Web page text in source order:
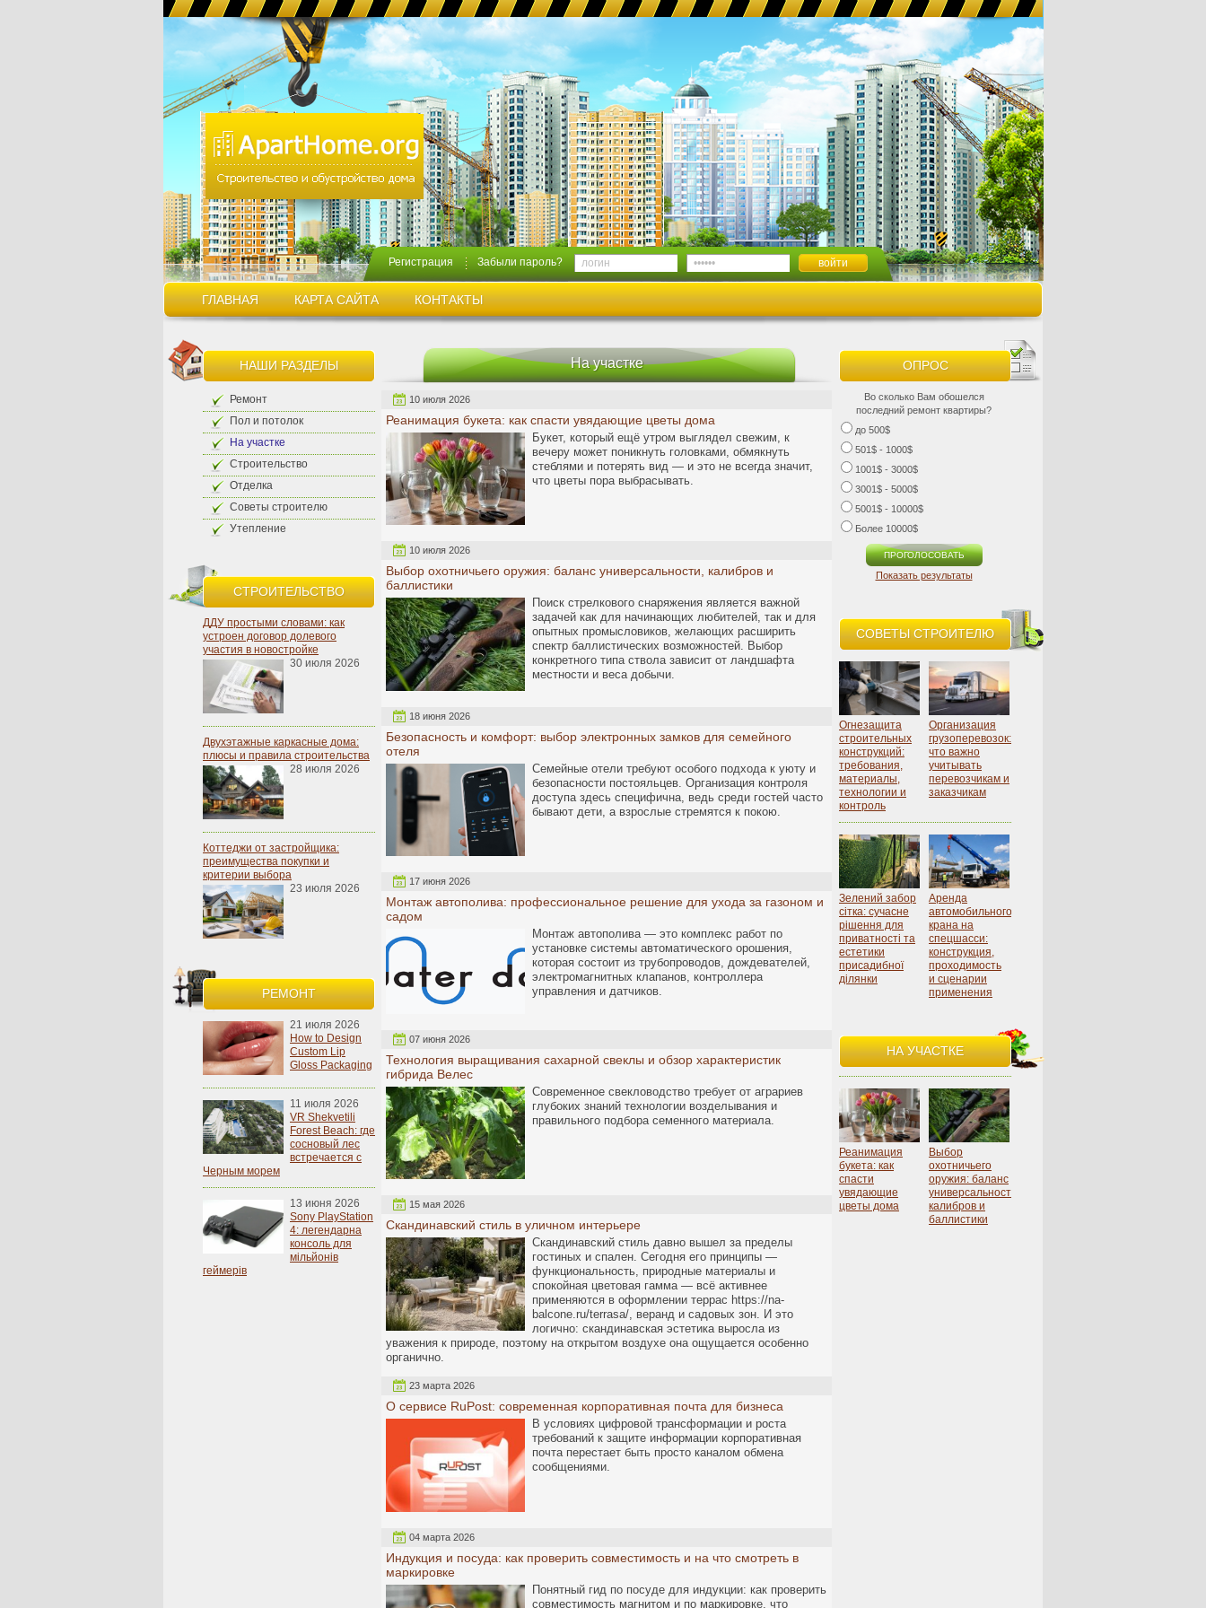
Регистрация Забыли пароль?
ГЛАВНАЯ КАРТА САЙТА КОНТАКТЫ
НАШИ РАЗДЕЛЫ
Ремонт
Пол и потолок
На участке
Строительство
Отделка
Советы строителю
Утепление
СТРОИТЕЛЬСТВО
ДДУ простыми словами: как
устроен договор долевого
участия в новостройке
30 июля 2026
Двухэтажные каркасные дома:
плюсы и правила строительства
28 июля 2026
Коттеджи от застройщика:
преимущества покупки и
критерии выбора
23 июля 2026
РЕМОНТ
21 июля 2026
How to Design
Custom Lip
Gloss Packaging
11 июля 2026
VR Shekvetili
Forest Beach: где
сосновый лес
встречается с
Черным морем
13 июня 2026
Sony PlayStation
4: легендарна
консоль для
мільйонів
геймерів
ОПРОС
Во сколько Вам обошелся
последний ремонт квартиры?
до 500$
501$ - 1000$
1001$ - 3000$
3001$ - 5000$
5001$ - 10000$
Более 10000$
Показать результаты
СОВЕТЫ СТРОИТЕЛЮ
Огнезащита
строительных
конструкций:
требования,
материалы,
технологии и
контроль
Организация
грузоперевозок:
что важно
учитывать
перевозчикам и
заказчикам
Зелений забор
сітка: сучасне
рішення для
приватності та
естетики
присадибної
ділянки
Аренда
автомобильного
крана на
спецшасси:
конструкция,
проходимость
и сценарии
применения
НА УЧАСТКЕ
Реанимация
букета: как
спасти
увядающие
цветы дома
Выбор
охотничьего
оружия: баланс
универсальности,
калибров и
баллистики
На участке
10 июля 2026
Реанимация букета: как спасти увядающие цветы дома
Букет, который ещё утром выглядел свежим, к
вечеру может поникнуть головками, обмякнуть
стеблями и потерять вид — и это не всегда значит,
что цветы пора выбрасывать.
10 июля 2026
Выбор охотничьего оружия: баланс универсальности, калибров и
баллистики
Поиск стрелкового снаряжения является важной
задачей как для начинающих любителей, так и для
опытных промысловиков, желающих расширить
спектр баллистических возможностей. Выбор
конкретного типа ствола зависит от ландшафта
местности и веса добычи.
18 июня 2026
Безопасность и комфорт: выбор электронных замков для семейного
отеля
Семейные отели требуют особого подхода к уюту и
безопасности постояльцев. Организация контроля
доступа здесь специфична, ведь среди гостей часто
бывают дети, а взрослые стремятся к покою.
17 июня 2026
Монтаж автополива: профессиональное решение для ухода за газоном и
садом
Монтаж автополива — это комплекс работ по
установке системы автоматического орошения,
которая состоит из трубопроводов, дождевателей,
электромагнитных клапанов, контроллера
управления и датчиков.
07 июня 2026
Технология выращивания сахарной свеклы и обзор характеристик
гибрида Велес
Современное свекловодство требует от аграриев
глубоких знаний технологии возделывания и
правильного подбора семенного материала.
15 мая 2026
Скандинавский стиль в уличном интерьере
Скандинавский стиль давно вышел за пределы
гостиных и спален. Сегодня его принципы —
функциональность, природные материалы и
спокойная цветовая гамма — всё активнее
применяются в оформлении террас https://na-
balcone.ru/terrasa/, веранд и садовых зон. И это
логично: скандинавская эстетика выросла из
уважения к природе, поэтому на открытом воздухе она ощущается особенно
органично.
23 марта 2026
О сервисе RuPost: современная корпоративная почта для бизнеса
В условиях цифровой трансформации и роста
требований к защите информации корпоративная
почта перестает быть просто каналом обмена
сообщениями.
04 марта 2026
Индукция и посуда: как проверить совместимость и на что смотреть в
маркировке
Понятный гид по посуде для индукции: как проверить
совместимость магнитом и по маркировке, что